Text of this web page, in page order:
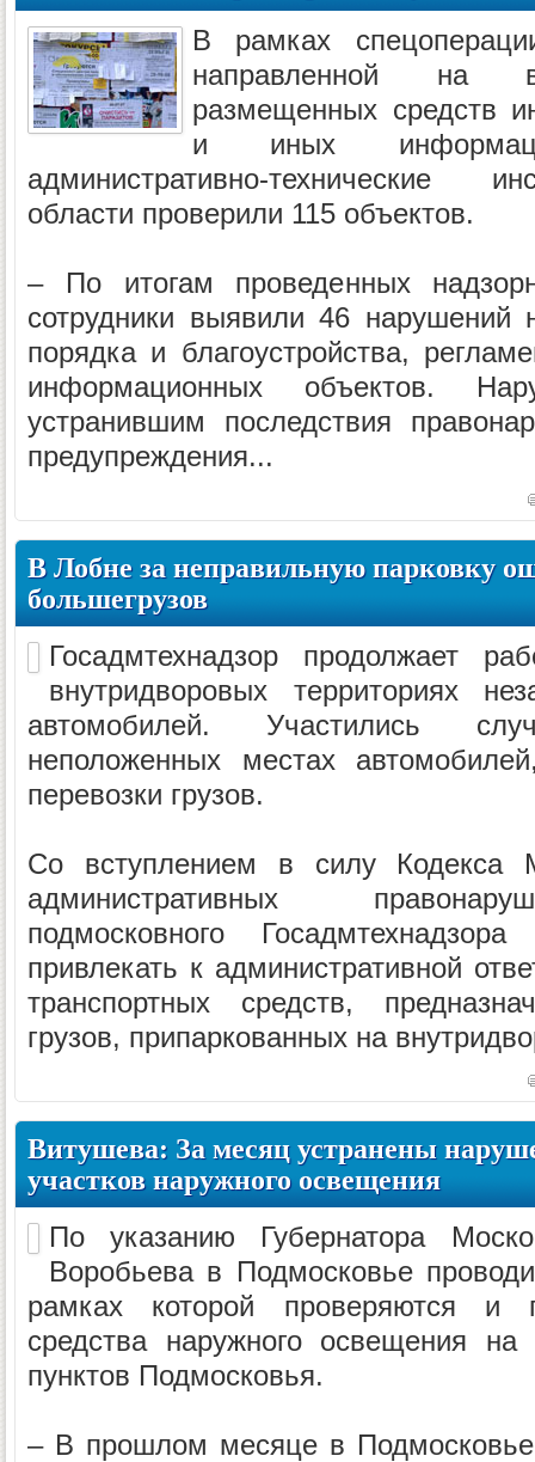
В рамках
направленной на
размещенных средств
и иных
административно-технические
области проверили 115 объектов.
– По итогам проведенных
сотрудники выявили 46 нарушений
порядка и благоустройства,
информационных объектов.
устранившим последствия
предупреждения...
В Лобне за неправильную парковку
большегрузов
Госадмтехнадзор продолжает
внутридворовых территориях
автомобилей. Участились
неположенных местах
перевозки грузов.
Со вступлением в силу Кодекса
административных
подмосковного
привлекать к административной
транспортных средств,
грузов, припаркованных на
Витушева: За месяц устранены
участков наружного освещения
По указанию Губернатора
Воробьева в Подмосковье
рамках которой проверяются и
средства наружного освещения на
пунктов Подмосковья.
– В прошлом месяце в Подмосковье